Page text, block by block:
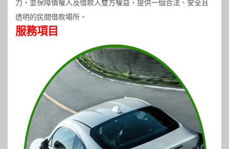
力，並保障債權人及借款人雙方權益，提供一個合法、安全且
透明的民間借款場所。
服務項目